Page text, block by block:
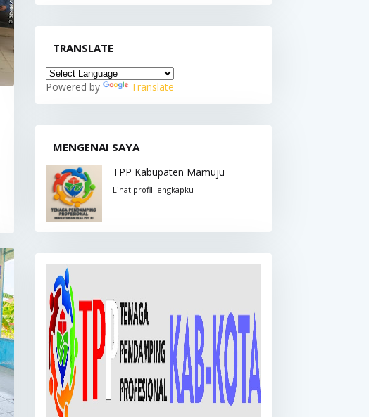
TRANSLATE
Powered by Translate
MENGENAI SAYA
TPP Kabupaten Mamuju
Lihat profil lengkapku